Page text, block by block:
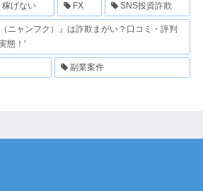
稼げない FX SNS投資詐欺
ニャンフク）』は詐欺まがい？口コミ・評判
態！'
副業案件